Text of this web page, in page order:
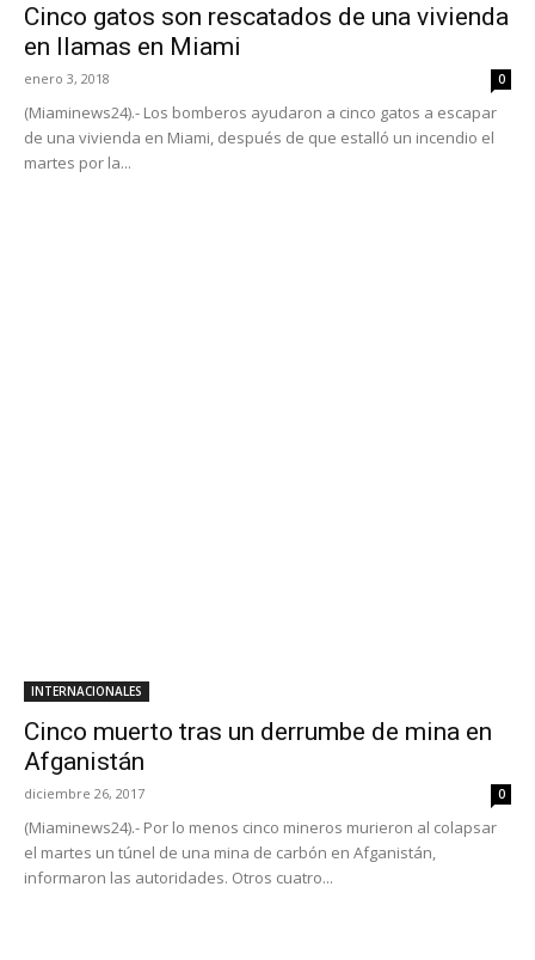
Cinco gatos son rescatados de una vivienda
en llamas en Miami
enero 3, 2018 0
(Miaminews24).- Los bomberos ayudaron a cinco gatos a escapar
de una vivienda en Miami, después de que estalló un incendio el
martes por la...
INTERNACIONALES
Cinco muerto tras un derrumbe de mina en
Afganistán
diciembre 26, 2017 0
(Miaminews24).- Por lo menos cinco mineros murieron al colapsar
el martes un túnel de una mina de carbón en Afganistán,
informaron las autoridades. Otros cuatro...